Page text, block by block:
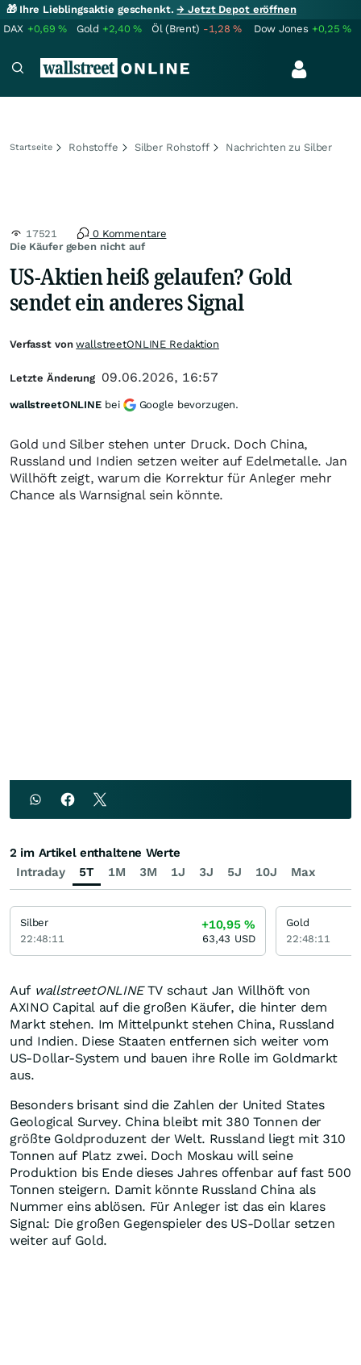
🎁 Ihre Lieblingsaktie geschenkt.→ Jetzt Depot eröffnen
DAX +0,69% Gold +2,40% Öl (Brent) -1,28% Dow Jones +0,25%
Startseite Rohstoffe Silber Rohstoff Nachrichten zu Silber
Die Käufer geben nicht auf
17521 0 Kommentare
US-Aktien heiß gelaufen? Gold
sendet ein anderes Signal
Gold und Silber stehen unter Druck. Doch China,
Russland und Indien setzen weiter auf Edelmetalle. Jan
Willhöft zeigt, warum die Korrektur für Anleger mehr
Chance als Warnsignal sein könnte.
Auf wallstreetONLINETV schaut Jan Willhöft von
AXINO Capital auf die großen Käufer, die hinter dem
Markt stehen. Im Mittelpunkt stehen China, Russland
und Indien. Diese Staaten entfernen sich weiter vom
US-Dollar-System und bauen ihre Rolle im Goldmarkt
aus.
Besonders brisant sind die Zahlen der United States
Geological Survey. China bleibt mit 380 Tonnen der
größte Goldproduzent der Welt. Russland liegt mit 310
Tonnen auf Platz zwei. Doch Moskau will seine
Produktion bis Ende dieses Jahres offenbar auf fast 500
Tonnen steigern. Damit könnte Russland China als
Nummer eins ablösen. Für Anleger ist das ein klares
Signal: Die großen Gegenspieler des US-Dollar setzen
weiter auf Gold.
Verfasst vonwallstreetONLINE Redaktion
Letzte Änderung 09.06.2026, 16:57
wallstreetONLINE bei Google bevorzugen.
Intraday 5T 1M 3M 1J 3J 5J 10J Max
2 im Artikel enthaltene Werte
Silber
22:48:11
+10,95%
63,43 USD
Gold
22:48:11